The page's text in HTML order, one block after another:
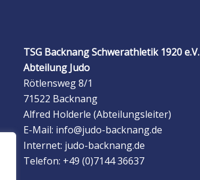
TSG Backnang Schwerathletik 1920 e.V.
Abteilung Judo
Rötlensweg 8/1
71522 Backnang
Alfred Holderle (Abteilungsleiter)
E-Mail: info@judo-backnang.de
Internet: judo-backnang.de
Telefon: +49 (0)7144 36637